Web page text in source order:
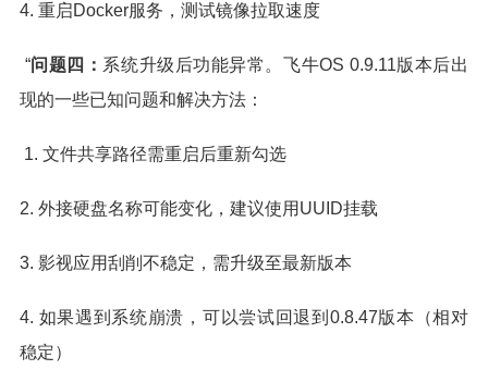
4. 重启Docker服务，测试镜像拉取速度
“问题四： 系统升级后功能异常。飞牛OS 0.9.11版本后出
现的一些已知问题和解决方法：
1. 文件共享路径需重启后重新勾选
2. 外接硬盘名称可能变化，建议使用UUID挂载
3. 影视应用刮削不稳定，需升级至最新版本
4. 如果遇到系统崩溃，可以尝试回退到0.8.47版本（相对
稳定）